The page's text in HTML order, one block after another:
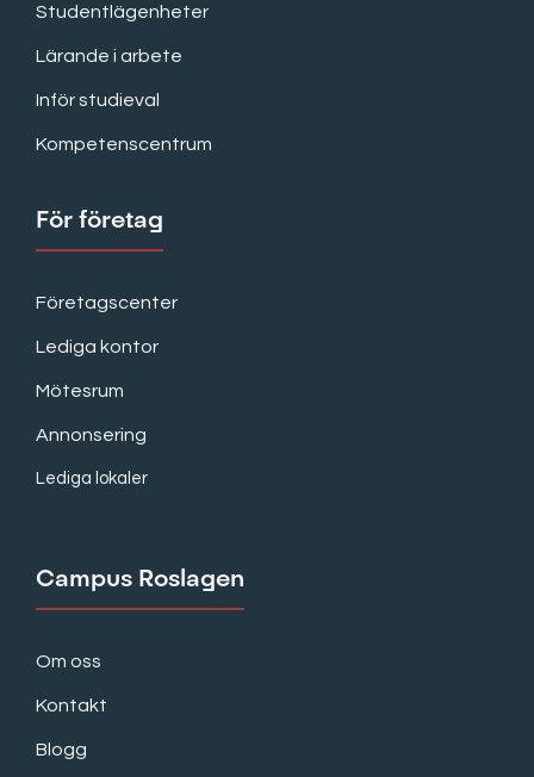
Studentlägenheter
Lärande i arbete
Inför studieval
Kompetenscentrum
För företag
Företagscenter
Lediga kontor
Mötesrum
Annonsering
Lediga lokaler
Campus Roslagen
Om oss
Kontakt
Blogg